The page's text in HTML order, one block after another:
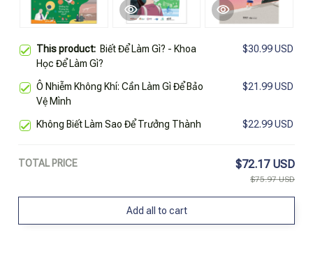
This product: Biết Để Làm Gì? - Khoa
Học Để Làm Gì?
$30.99 USD
Ô Nhiễm Không Khí: Cần Làm Gì Để Bảo
Vệ Mình
$21.99 USD
Không Biết Làm Sao Để Trưởng Thành $22.99 USD
TOTAL PRICE $72.17 USD
$75.97 USD
Add all to cart